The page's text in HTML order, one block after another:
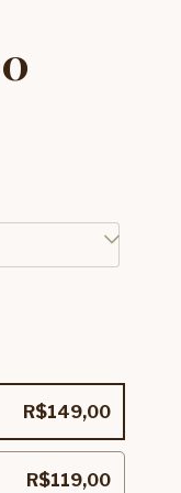
R$149,00
R$119,00